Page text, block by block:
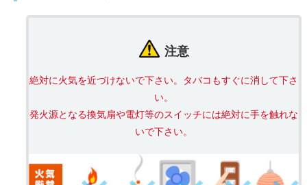
注意
絶対に火気を近づけないで下さい。タバコもすぐに消して下さ
い。
発火源となる換気扇や電灯等のスイッチには絶対に手を触れな
いで下さい。